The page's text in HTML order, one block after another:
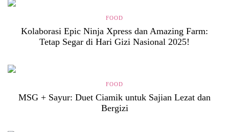
FOOD
Kolaborasi Epic Ninja Xpress dan Amazing Farm:
Tetap Segar di Hari Gizi Nasional 2025!
FOOD
MSG + Sayur: Duet Ciamik untuk Sajian Lezat dan
Bergizi